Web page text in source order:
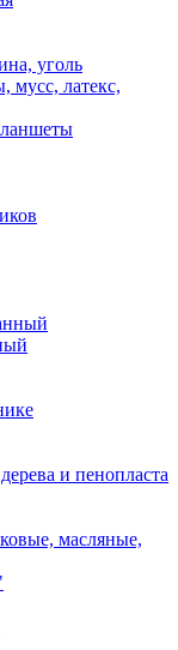
уголь
мусс, латекс,
и пенопласта
масляные,